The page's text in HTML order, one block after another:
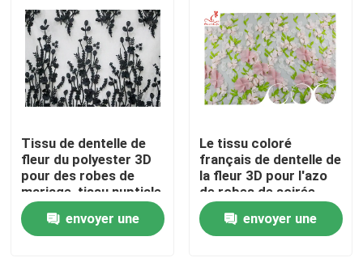
Au sujet de nous
Visite d'usine
Contrôle de qualité
Contactez-nous
Tissu de dentelle de
fleur du polyester 3D
pour des robes de
mariage, tissu nuptiale
brodé de dentelle
envoyer une
Le tissu coloré
français de dentelle de
la fleur 3D pour l'azo
de robes de soirée
libèrent
envoyer une